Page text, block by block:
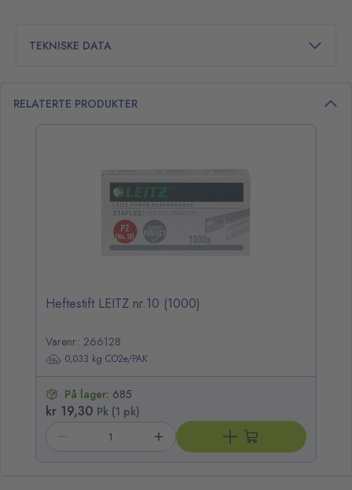
TEKNISKE DATA
RELATERTE PRODUKTER
Heftestift LEITZ nr.10 (1000)
Varenr.: 266128
0,033 kg CO2e/PAK
På lager: 685
kr 19,30 Pk (1 pk)